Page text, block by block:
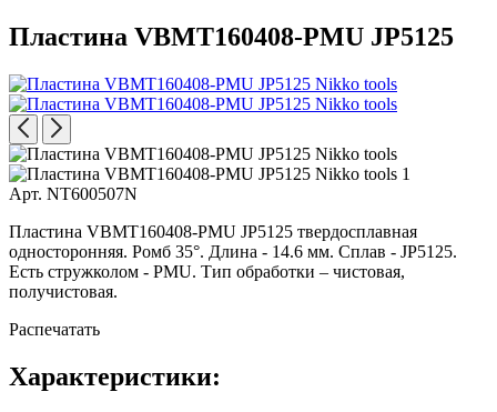
Пластина VBMT160408-PMU JP5125
Арт. NT600507N
Пластина VBMT160408-PMU JP5125 твердосплавная
односторонняя. Ромб 35°. Длина - 14.6 мм. Сплав - JP5125.
Есть стружколом - PMU. Тип обработки – чистовая,
получистовая.
Распечатать
Характеристики: